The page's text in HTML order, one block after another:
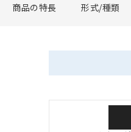
商品の特長 形式/種類